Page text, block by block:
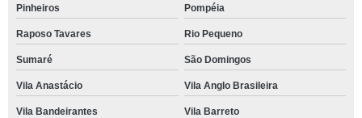
Pinheiros Pompéia
Raposo Tavares Rio Pequeno
Sumaré São Domingos
Vila Anastácio Vila Anglo Brasileira
Vila Bandeirantes Vila Barreto